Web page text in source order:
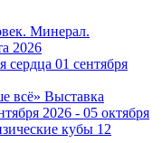
Минерал.
2026
сердца 01 сентября
Выставка
2026 - 05 октября
кубы 12